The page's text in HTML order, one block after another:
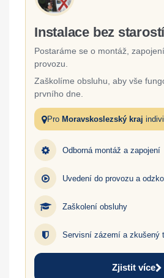
Instalace bez
Postaráme se o montáž,
provozu.
Zaškolíme obsluhu, aby vše
prvního dne.
Pro Moravskoslezský kraj
Odborná montáž a zapojení
Uvedení do provozu a
Zaškolení obsluhy
Servisní zázemí a zkušený
Zjistit více